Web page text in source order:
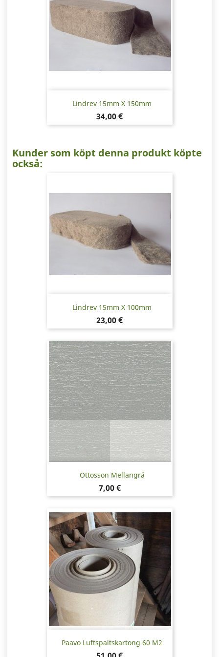
Lindrev 15mm X 150mm
Pris
34,00 €
Kunder som köpt denna produkt köpte
också:
Lindrev 15mm X 100mm
Pris
23,00 €
Ottosson Mellangrå
Pris
7,00 €
Paavo Luftspaltskartong 60 M2